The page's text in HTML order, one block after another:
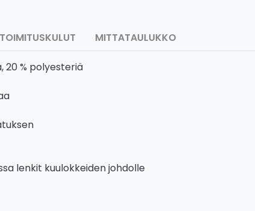
TOIMITUSKULUT MITTATAULUKKO
20 % polyesteriä
lenkit kuulokkeiden johdolle